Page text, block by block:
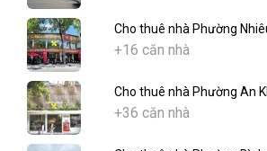
Cho thuê nhà Phường
+16 căn nhà
Cho thuê nhà Phường An
+36 căn nhà